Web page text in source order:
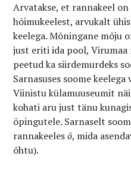
Arvatakse, et rannakeel
hõimukeelest, arvukalt
keelega. Mõningane mõju
just eriti ida pool,
peetud ka siirdemurdeks
Sarnasuses soome
Viinistu külamuuseumit
kohati aru just tänu
õpingutele. Sarnaselt
rannakeelesõ, mida
õhtu).